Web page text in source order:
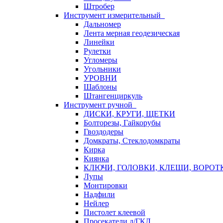
Штробер
Инструмент измерительный
Дальномер
Лента мерная геодезическая
Линейки
Рулетки
Угломеры
Угольники
УРОВНИ
Шаблоны
Штангенциркуль
Инструмент ручной
ДИСКИ, КРУГИ, ЩЕТКИ
Болторезы, Гайкорубы
Гвоздодеры
Домкраты, Стеклодомкраты
Кирка
Киянка
КЛЮЧИ, ГОЛОВКИ, КЛЕЩИ,
Лупы
Монтировки
Надфили
Нейлер
Пистолет клеевой
Просекатели д/ГКЛ